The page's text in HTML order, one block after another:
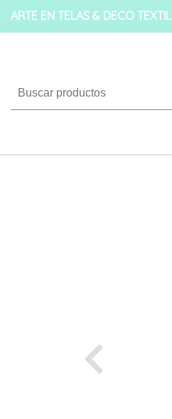
ARTE EN TELAS & DECO TEXTIL
Previous